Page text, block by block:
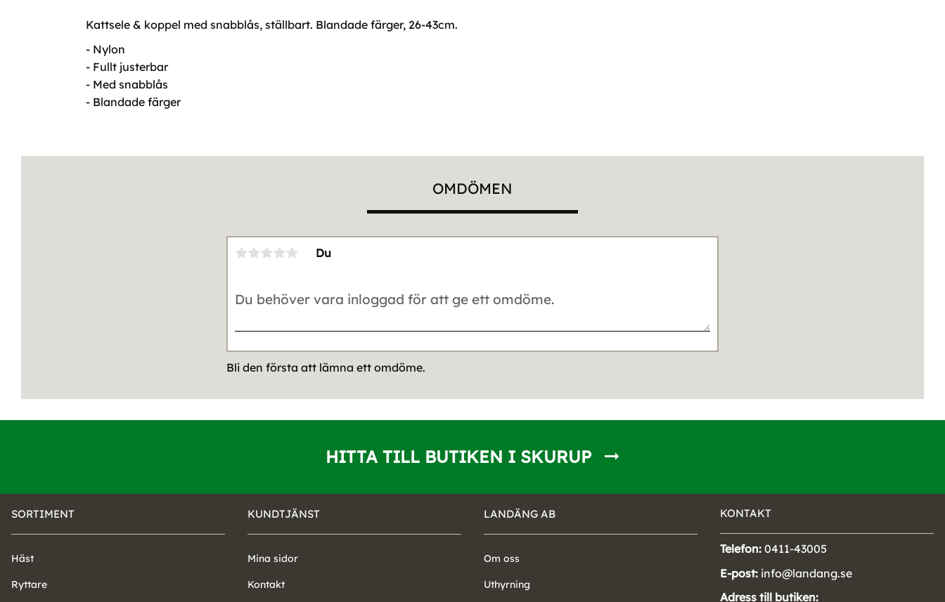
Kattsele & koppel med snabblås, ställbart. Blandade färger, 26-43cm.
- Nylon
- Fullt justerbar
- Med snabblås
- Blandade färger
OMDÖMEN
Du
Bli den första att lämna ett omdöme.
HITTA TILL BUTIKEN I SKURUP
SORTIMENT
Häst
Ryttare
KUNDTJÄNST
Mina sidor
Kontakt
LANDÄNG AB
Om oss
Uthyrning
KONTAKT
Telefon: 0411-43005
E-post: info@landang.se
Adress till butiken: